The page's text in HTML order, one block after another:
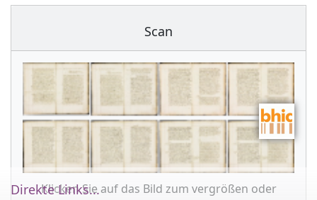
Scan
Klicken Sie auf das Bild zum vergrößen oder
Direkte Links...